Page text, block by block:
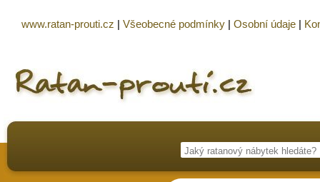
www.ratan-prouti.cz | Všeobecné podmínky | Osobní údaje |